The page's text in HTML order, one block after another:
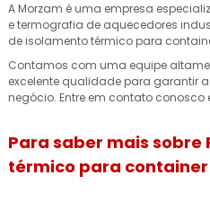
A Morzam é uma empresa
e termografia de aquecedores
de isolamento térmico para
Contamos com uma equipe
excelente qualidade para garantir
negócio. Entre em contato
Para saber mais sobre
térmico para container